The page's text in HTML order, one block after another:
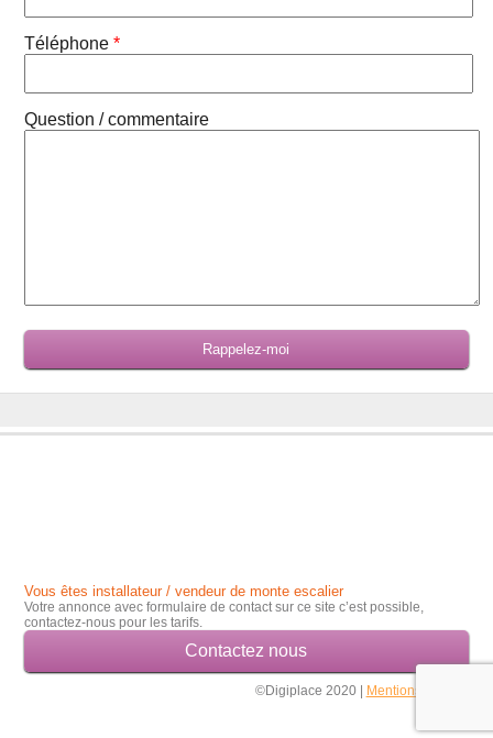
Téléphone*
Question / commentaire
Vous êtes installateur / vendeur de monte escalier
Votre annonce avec formulaire de contact sur ce site c’est possible,
contactez-nous pour les tarifs.
Contactez nous
©Digiplace 2020 | Mentions légales